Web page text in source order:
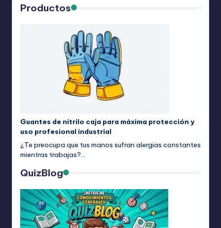
Productos
Guantes de nitrilo caja para máxima protección y
uso profesional industrial
¿Te preocupa que tus manos sufran alergias constantes
mientras trabajas?…
QuizBlog